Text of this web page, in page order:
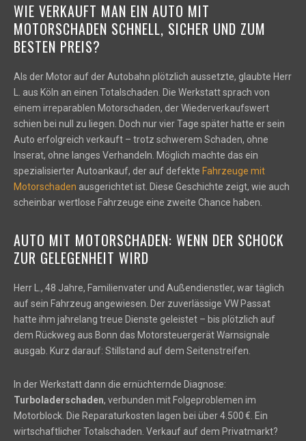
WIE VERKAUFT MAN EIN AUTO MIT
MOTORSCHADEN SCHNELL, SICHER UND ZUM
BESTEN PREIS?
Als der Motor auf der Autobahn plötzlich aussetzte, glaubte Herr
L. aus Köln an einen Totalschaden. Die Werkstatt sprach von
einem irreparablen Motorschaden, der Wiederverkaufswert
schien bei null zu liegen. Doch nur vier Tage später hatte er sein
Auto erfolgreich verkauft – trotz schwerem Schaden, ohne
Inserat, ohne langes Verhandeln. Möglich machte das ein
spezialisierter Autoankauf, der auf defekte Fahrzeuge mit
Motorschaden ausgerichtet ist. Diese Geschichte zeigt, wie auch
scheinbar wertlose Fahrzeuge eine zweite Chance haben.
AUTO MIT MOTORSCHADEN: WENN DER SCHOCK
ZUR GELEGENHEIT WIRD
Herr L., 48 Jahre, Familienvater und Außendienstler, war täglich
auf sein Fahrzeug angewiesen. Der zuverlässige VW Passat
hatte ihm jahrelang treue Dienste geleistet – bis plötzlich auf
dem Rückweg aus Bonn das Motorsteuergerät Warnsignale
ausgab. Kurz darauf: Stillstand auf dem Seitenstreifen.
In der Werkstatt dann die ernüchternde Diagnose:
Turboladerschaden, verbunden mit Folgeproblemen im
Motorblock. Die Reparaturkosten lagen bei über 4.500 €. Ein
wirtschaftlicher Totalschaden. Verkauf auf dem Privatmarkt?